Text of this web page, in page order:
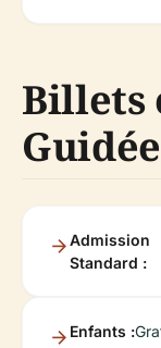
Billets
Admission
Standard :
Enfants :